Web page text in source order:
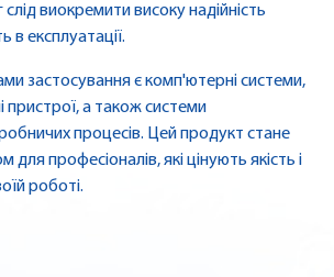
виокремити високу надійність
в експлуатації.
застосування є комп'ютерні системи,
пристрої, а також системи
процесів. Цей продукт стане
для професіоналів, які цінують якість і
роботі.